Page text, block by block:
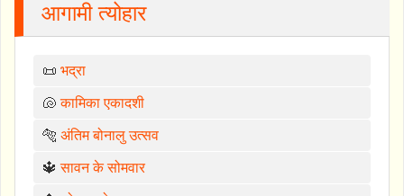
आगामी त्योहार
📜 भद्रा
🐚कामिका एकादशी
🐅 अंतिम बोनालु उत्सव
🔱सावन के सोमवार